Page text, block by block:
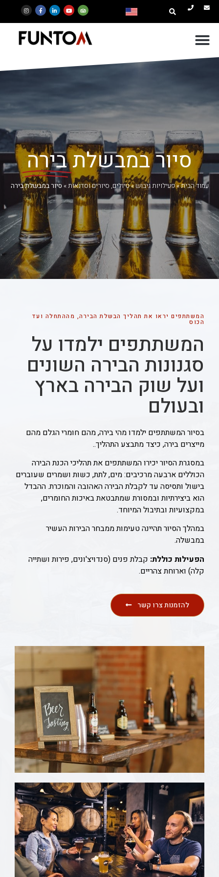
סיור במבשלתבירה
עמוד הבית»פעילויות גיבוש»טיולים, סיורים וסדנאות» סיור במבשלת בירה
המשתתפים יראו את תהליך הבשלת הבירה, מההתחלה ועד
הכוס
המשתתפים ילמדו על
סגנונות הבירה השונים
ועל שוק הבירה בארץ
ובעולם
בסיור המשתתפים ילמדו מהי בירה, מהם חומרי הגלם מהם
מייצרים בירה, כיצד מתבצע התהליך..
במסגרת הסיור יכירו המשתתפים את תהליכי הכנת הבירה
הכוללים ארבעה מרכיבים: מים, לתת, כשות ושמרים שעוברים
בישול ותסיסה עד לקבלת הבירה האהובה והמוכרת. ההבדל
הוא ביצירתיות ובמסורת שמתבטאת באיכות החומרים,
במקצועיות ובתיבול המיוחד.
במהלך הסיור תהיינה טעימות ממבחר הבירות העשיר
במבשלה.
הפעילות כוללת: קבלת פנים (סנדויצ'ונים, פירות ושתייה
קלה) וארוחת צהריים.
להזמנות צרו קשר